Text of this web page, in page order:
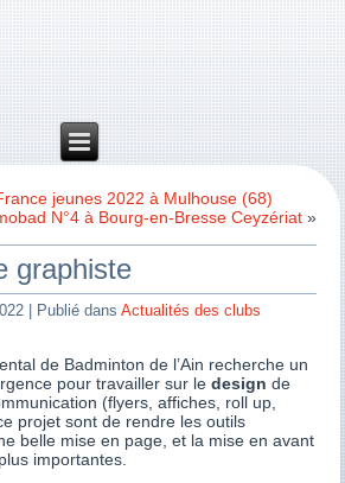
jeunes 2022 à Mulhouse (68)
N°4 à Bourg-en-Bresse Ceyzériat»
graphiste
Publié dans Actualités des clubs
de Badminton de l’Ain recherche un
pour travailler sur ledesign de
(flyers, affiches, roll up,
projet sont de rendre les outils
belle mise en page, et la mise en avant
importantes.